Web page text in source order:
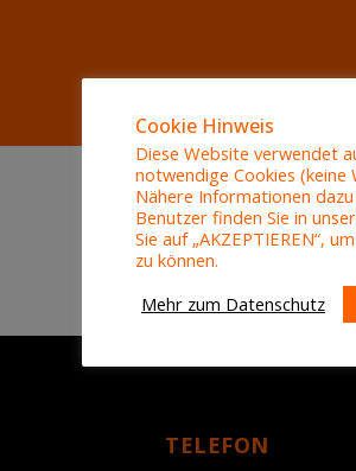
TELEFON
Cookie Hinweis
Diese Website verwendet
notwendige Cookies
Nähere Informationen
Benutzer finden Sie in
Sie auf „AKZEPTIEREN“,
zu können.
Mehr zum Datenschutz